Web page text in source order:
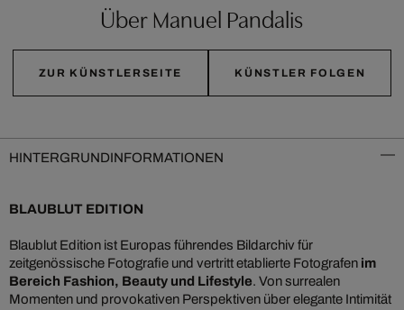
Über Manuel Pandalis
ZUR KÜNSTLERSEITE KÜNSTLER FOLGEN
HINTERGRUNDINFORMATIONEN
BLAUBLUT EDITION
Blaublut Edition ist Europas führendes Bildarchiv für
zeitgenössische Fotografie und vertritt etablierte Fotografen im
Bereich Fashion, Beauty und Lifestyle. Von surrealen
Momenten und provokativen Perspektiven über elegante Intimität